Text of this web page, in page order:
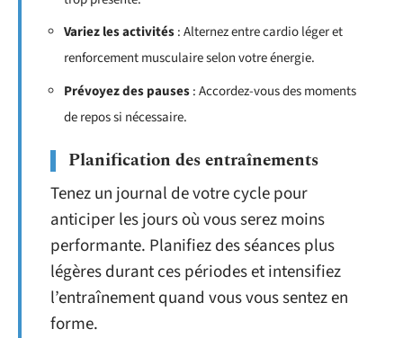
Variez les activités: Alternez entre cardio léger et
renforcement musculaire selon votre énergie.
Prévoyez des pauses: Accordez-vous des moments
de repos si nécessaire.
Planification des entraînements
Tenez un journal de votre cycle pour
anticiper les jours où vous serez moins
performante. Planifiez des séances plus
légères durant ces périodes et intensifiez
l’entraînement quand vous vous sentez en
forme.